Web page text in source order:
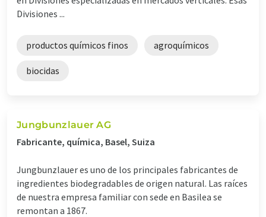
Divisiones ...
productos químicos finos agroquímicos
biocidas
Jungbunzlauer AG
Fabricante, química, Basel, Suiza
Jungbunzlauer es uno de los principales fabricantes de
ingredientes biodegradables de origen natural. Las raíces
de nuestra empresa familiar con sede en Basilea se
remontan a 1867.